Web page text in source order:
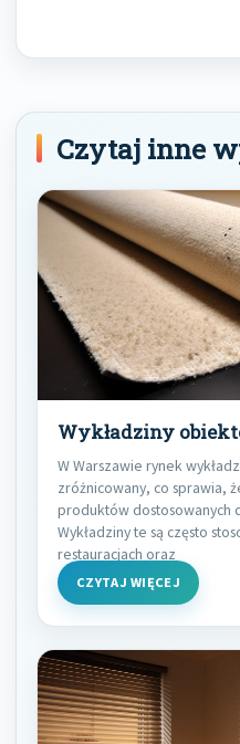
Czytaj inne
Wykładziny
W Warszawie rynek
zróżnicowany, co sprawia,
produktów dostosowanych
Wykładziny te są często
restauracjach oraz
CZYTAJ WIĘCEJ